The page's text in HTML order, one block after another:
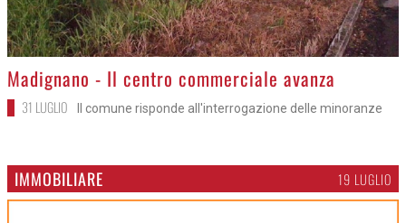
>Madignano - Il centro commerciale avanza
31 LUGLIO Il comune risponde all'interrogazione delle minoranze
IMMOBILIARE 19 LUGLIO